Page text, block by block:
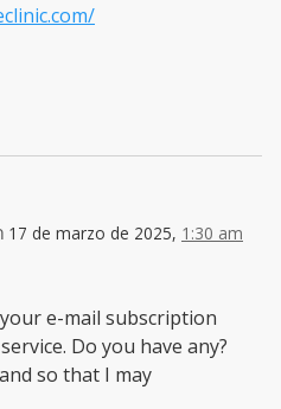
17 de marzo de 2025, 1:30 am
e-mail subscription
Do you have any?
so that I may